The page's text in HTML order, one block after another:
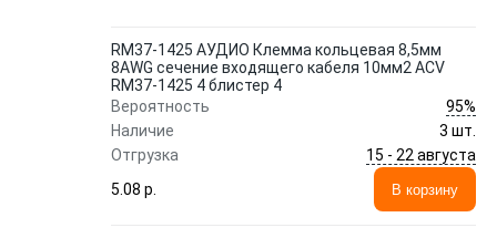
RM37-1425 АУДИО Клемма кольцевая 8,5мм
8AWG сечение входящего кабеля 10мм2 ACV
RM37-1425 4 блистер 4
Вероятность
95%
Наличие
3 шт.
Отгрузка
15 - 22 августа
5.08 p.
В корзину